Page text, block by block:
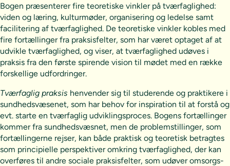
Bogen præsenterer fire teoretiske vinkler på tværfaglighed:
viden og læring, kulturmøder, organisering og ledelse samt
facilitering af tværfaglighed. De teoretiske vinkler kobles med
fire fortællinger fra praksisfelter, som har været optaget af at
udvikle tværfaglighed, og viser, at tværfaglighed udøves i
praksis fra den første spirende vision til mødet med en række
forskellige udfordringer.
Tværfaglig praksis henvender sig til studerende og praktikere i
sundhedsvæsenet, som har behov for inspiration til at forstå og
evt. starte en tværfaglig udviklingsproces. Bogens fortællinger
kommer fra sundhedsvæsnet, men de problemstillinger, som
fortællingerne rejser, kan både praktisk og teoretisk betragtes
som principielle perspektiver omkring tværfaglighed, der kan
overføres til andre sociale praksisfelter, som udøver omsorgs-